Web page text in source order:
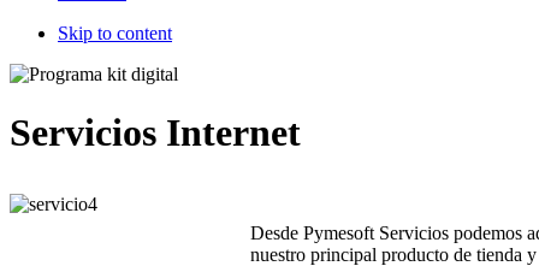
Skip to content
Servicios Internet
Desde Pymesoft Servicios podemos
nuestro principal producto de tienda